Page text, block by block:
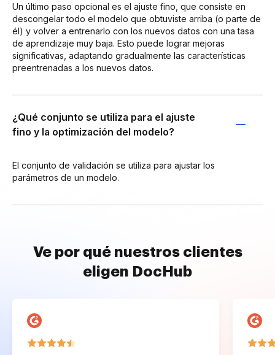
Un último paso opcional es el ajuste fino, que consiste en
descongelar todo el modelo que obtuviste arriba (o parte de
él) y volver a entrenarlo con los nuevos datos con una tasa
de aprendizaje muy baja. Esto puede lograr mejoras
significativas, adaptando gradualmente las características
preentrenadas a los nuevos datos.
¿Qué conjunto se utiliza para el ajuste
fino y la optimización del modelo?
El conjunto de validación se utiliza para ajustar los
parámetros de un modelo.
Ve por qué nuestros clientes
eligen DocHub